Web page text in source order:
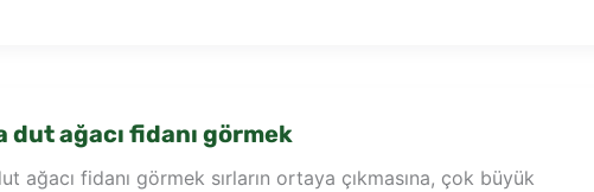
dut ağacı fidanı görmek
ağacı fidanı görmek sırların ortaya çıkmasına, çok büyük